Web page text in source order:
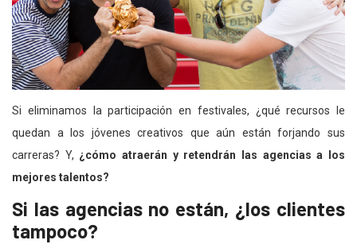
Si eliminamos la participación en festivales, ¿qué recursos le
quedan a los jóvenes creativos que aún están forjando sus
carreras? Y, ¿cómo atraerán y retendrán las agencias a los
mejores talentos?
Si las agencias no están, ¿los clientes
tampoco?